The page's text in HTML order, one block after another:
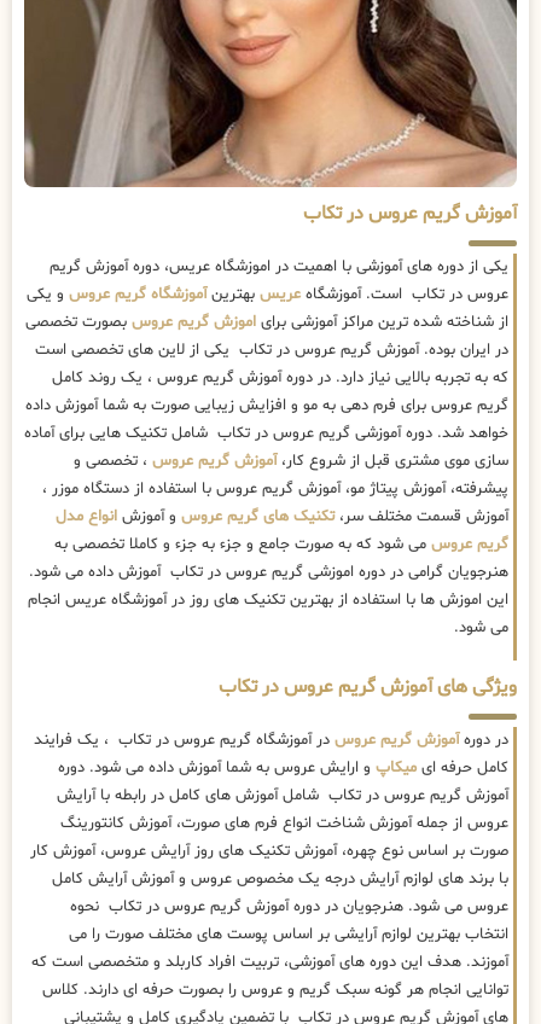
آموزش گریم عروس در تکاب
یکی از دوره های آموزشی با اهمیت در اموزشگاه عریس، دوره آموزش گریم
عروس در تکاب است. آموزشگاه عریس بهترینآموزشگاه گریم عروس و یکی
از شناخته شده ترین مراکز آموزشی برای اموزش گریم عروس بصورت تخصصی
در ایران بوده. آموزش گریم عروس در تکاب یکی از لاین های تخصصی است
که به تجربه بالایی نیاز دارد. در دوره آموزش گریم عروس ، یک روند کامل
گریم عروس برای فرم دهی به مو و افزایش زیبایی صورت به شما آموزش داده
خواهد شد. دوره آموزشی گریم عروس در تکاب شامل تکنیک هایی برای آماده
سازی موی مشتری قبل از شروع کار،آموزش گریم عروس ، تخصصی و
پیشرفته، آموزش پیتاژ مو، آموزش گریم عروس با استفاده از دستگاه موزر ،
آموزش قسمت مختلف سر،تکنیک های گریم عروس و آموزش انواع مدل
گریم عروس می شود که به صورت جامع و جزء به جزء و کاملا تخصصی به
هنرجویان گرامی در دوره اموزشی گریم عروس در تکاب آموزش داده می شود.
این اموزش ها با استفاده از بهترین تکنیک های روز در آموزشگاه عریس انجام
می شود.
ویژگی های آموزش گریم عروس در تکاب
در دورهآموزش گریم عروس در آموزشگاه گریم عروس در تکاب ، یک فرایند
کامل حرفه ای میکاپ و ارایش عروس به شما آموزش داده می شود. دوره
آموزش گریم عروس در تکاب شامل آموزش های کامل در رابطه با آرایش
عروس از جمله آموزش شناخت انواع فرم های صورت، آموزش کانتورینگ
صورت بر اساس نوع چهره، آموزش تکنیک های روز آرایش عروس، آموزش کار
با برند های لوازم آرایش درجه یک مخصوص عروس و آموزش آرایش کامل
عروس می شود. هنرجویان در دوره آموزش گریم عروس در تکاب نحوه
انتخاب بهترین لوازم آرایشی بر اساس پوست های مختلف صورت را می
آموزند. هدف این دوره های آموزشی، تربیت افراد کاربلد و متخصصی است که
توانایی انجام هر گونه سبک گریم و عروس را بصورت حرفه ای دارند. کلاس
های آموزش گریم عروس در تکاب با تضمین یادگیری کامل و پشتیبانی